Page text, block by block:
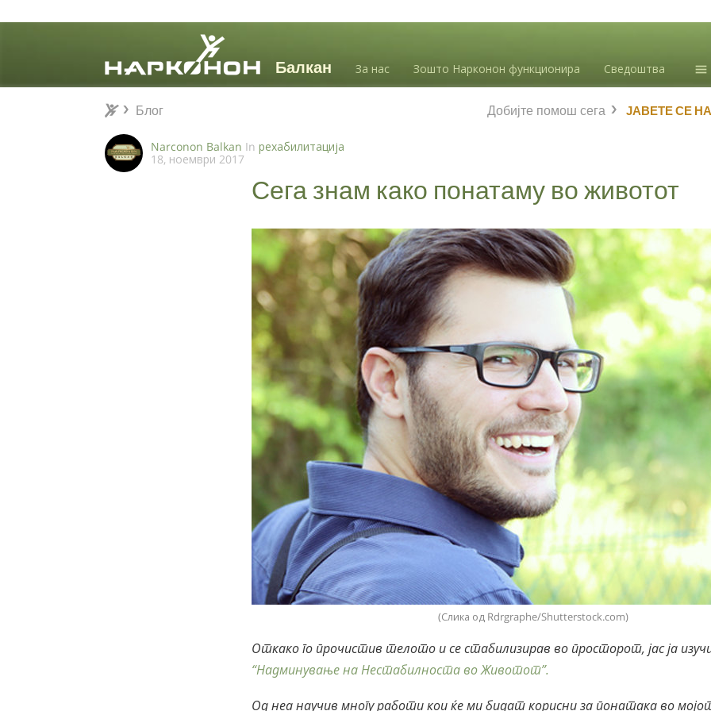
За нас Зошто Нарконон функционира Сведоштва
⨯ ЈАВЕТЕ СЕ НА
Добијте помош сега
Блог
Narconon Balkan In рехабилитација
18, ноември 2017
Сега знам како понатаму во животот
(Слика од Rdrgraphe/Shutterstock.com)
Откако го прочистив телото и се стабилизирав во просторот, јас ја
“Надминување на Нестабилноста во Животот”.
Од неа научив многу работи кои ќе ми бидат корисни за понатака во
Блог